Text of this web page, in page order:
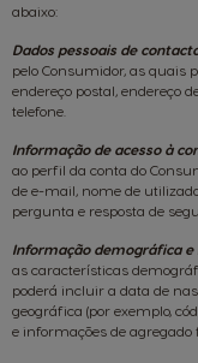
abaixo:
Dados pessoais de
pelo Consumidor, as quais
endereço postal, endereço
telefone.
Informação de acesso à
ao perfil da conta do
de e-mail, nome de
pergunta e resposta de
Informação demográfica e
as características
poderá incluir a data de
geográfica (por exemplo,
e informações de